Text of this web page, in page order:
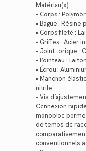
Matériau(x):
• Corps :
• Bague : Résine
• Corps fileté :
• Griffes : Acier
• Joint torique :
• Pointeau :
• Écrou :
• Manchon
nitrile
• Vis
Connexion
monobloc
de temps de
conventionnels